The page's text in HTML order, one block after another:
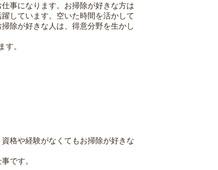
事になります。お掃除が好きな方は
しています。空いた時間を活かして
除が好きな人は、得意分野を生かし
す。
格や経験がなくてもお掃除が好きな
です。